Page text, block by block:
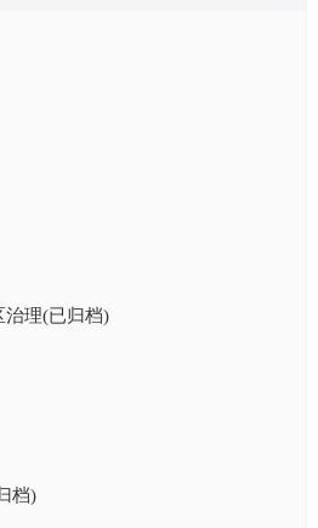
治理(已归档)
档)
年“润心伴成长，同心护未